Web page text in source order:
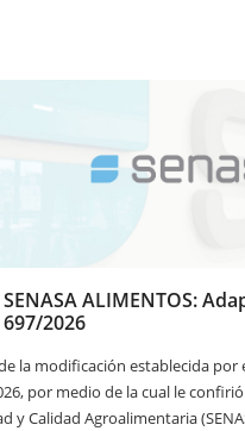
SENASA ALIMENTOS:
697/2026
la modificación establecida por
por medio de la cual le
y Calidad Agroalimentaria